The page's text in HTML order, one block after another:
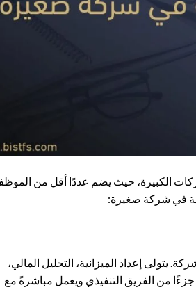
الكبيرة، حيث يضم عددًا أقل من
في شركة صغيرة:
يتولى إعداد الميزانية، التحليل المالي،
جزءًا من الفريق التنفيذي ويعمل مباشرةً مع